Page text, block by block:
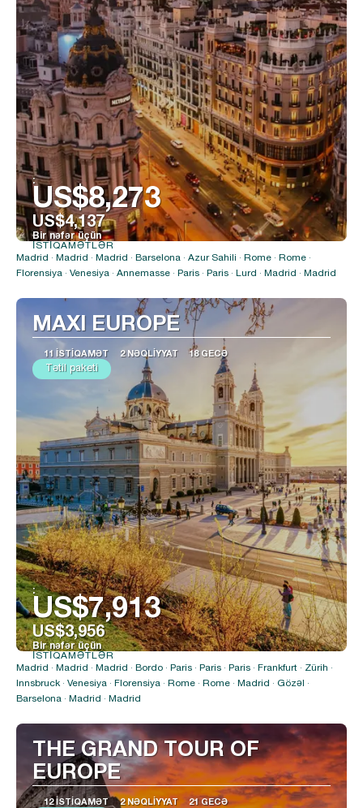
:
US$8,273
US$4,137
Bir nəfər üçün
Baxın
İSTIQAMƏTLƏR
Madrid · Madrid · Madrid · Barselona · Azur Sahili · Rome · Rome ·
Florensiya · Venesiya · Annemasse · Paris · Paris · Lurd · Madrid · Madrid
MAXI EUROPE
11 İSTIQAMƏT 2 NƏQLIYYAT 18 GECƏ
Tətil paketi
:
US$7,913
US$3,956
Bir nəfər üçün
Baxın
İSTIQAMƏTLƏR
Madrid · Madrid · Madrid · Bordo · Paris · Paris · Paris · Frankfurt · Zürih ·
Innsbruck · Venesiya · Florensiya · Rome · Rome · Madrid · Gözəl ·
Barselona · Madrid · Madrid
THE GRAND TOUR OF
EUROPE
12 İSTIQAMƏT 2 NƏQLIYYAT 21 GECƏ